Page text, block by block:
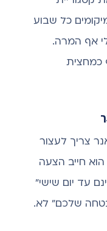
כל שבוע
אף המרה.
כמחצית
צריך לעצור
חייב הצעה
עד יום שישי"
שלכם" לא.